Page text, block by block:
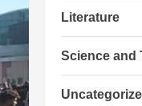
Literature
Science and